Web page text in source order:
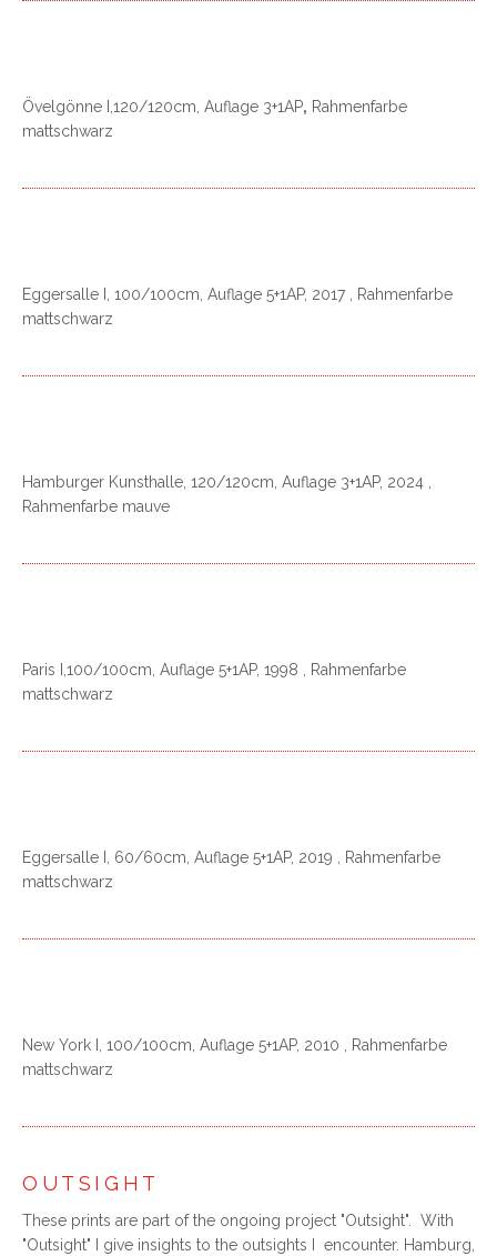
Övelgönne I,120/120cm, Auflage 3+1AP, Rahmenfarbe
mattschwarz
Eggersalle I, 100/100cm, Auflage 5+1AP, 2017 , Rahmenfarbe
mattschwarz
Hamburger Kunsthalle, 120/120cm, Auflage 3+1AP, 2024 ,
Rahmenfarbe mauve
Paris I,100/100cm, Auflage 5+1AP, 1998 , Rahmenfarbe
mattschwarz
Eggersalle I, 60/60cm, Auflage 5+1AP, 2019 , Rahmenfarbe
mattschwarz
New York I, 100/100cm, Auflage 5+1AP, 2010 , Rahmenfarbe
mattschwarz
OUTSIGHT
These prints are part of the ongoing project "Outsight". With
"Outsight" I give insights to the outsights I encounter. Hamburg,